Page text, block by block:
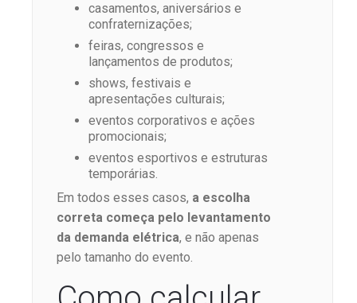
casamentos, aniversários e
confraternizações;
feiras, congressos e
lançamentos de produtos;
shows, festivais e
apresentações culturais;
eventos corporativos e ações
promocionais;
eventos esportivos e estruturas
temporárias.
Em todos esses casos, a escolha
correta começa pelo levantamento
da demanda elétrica, e não apenas
pelo tamanho do evento.